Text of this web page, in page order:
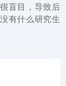
盲目，导致后
有什么研究生